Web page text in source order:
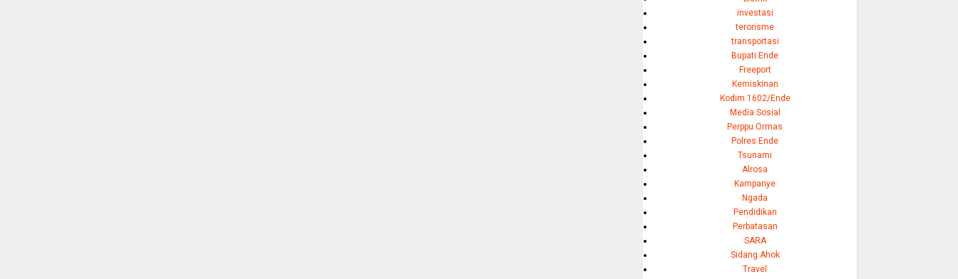
investasi
terorisme
transportasi
Bupati Ende
Freeport
Kemiskinan
Kodim 1602/Ende
Media Sosial
Perppu Ormas
Polres Ende
Tsunami
Alrosa
Kampanye
Ngada
Pendidikan
Perbatasan
SARA
Sidang Ahok
Travel